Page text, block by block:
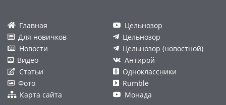
Главная
Для новичков
Новости
Видео
Статьи
Фото
Карта сайта
Цельнозор
Цельнозор
Цельнозор (новостной)
Антирой
Одноклассники
Rumble
Монада